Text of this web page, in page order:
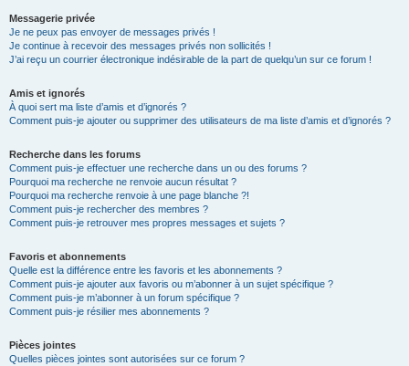
Messagerie privée
Je ne peux pas envoyer de messages privés !
Je continue à recevoir des messages privés non sollicités !
J’ai reçu un courrier électronique indésirable de la part de quelqu’un sur ce forum !
Amis et ignorés
À quoi sert ma liste d’amis et d’ignorés ?
Comment puis-je ajouter ou supprimer des utilisateurs de ma liste d’amis et d’ignorés ?
Recherche dans les forums
Comment puis-je effectuer une recherche dans un ou des forums ?
Pourquoi ma recherche ne renvoie aucun résultat ?
Pourquoi ma recherche renvoie à une page blanche ?!
Comment puis-je rechercher des membres ?
Comment puis-je retrouver mes propres messages et sujets ?
Favoris et abonnements
Quelle est la différence entre les favoris et les abonnements ?
Comment puis-je ajouter aux favoris ou m’abonner à un sujet spécifique ?
Comment puis-je m’abonner à un forum spécifique ?
Comment puis-je résilier mes abonnements ?
Pièces jointes
Quelles pièces jointes sont autorisées sur ce forum ?